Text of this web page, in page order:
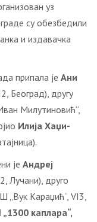
уз
су обезбедили
и издавачка
припала je Ани
Београд), другу
Милутиновић“,
Илија Хаџи-
je Андреј
Лучани), друго
„Вук Караџић“, VI3,
каплара“,